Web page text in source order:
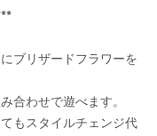
ブリザードフラワーを
合わせで遊べます。
もスタイルチェンジ代